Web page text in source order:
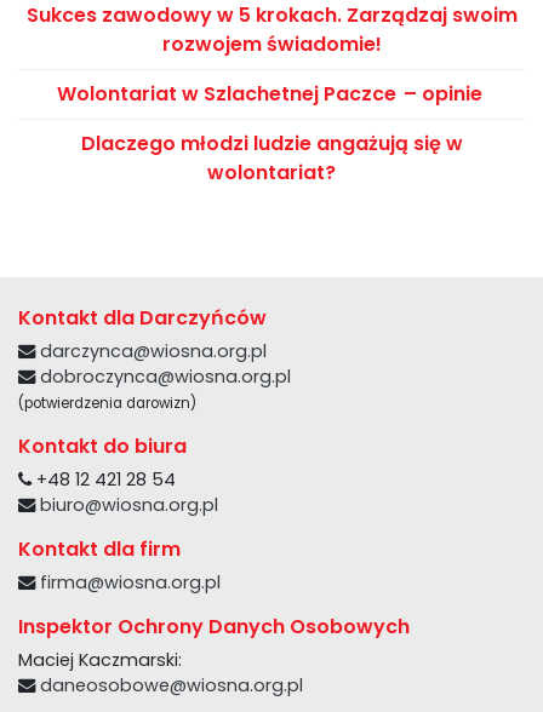
Sukces zawodowy w 5 krokach. Zarządzaj swoim
rozwojem świadomie!
Wolontariat w Szlachetnej Paczce – opinie
Dlaczego młodzi ludzie angażują się w
wolontariat?
Kontakt dla Darczyńców
darczynca@wiosna.org.pl
dobroczynca@wiosna.org.pl
(potwierdzenia darowizn)
Kontakt do biura
+48 12 421 28 54
biuro@wiosna.org.pl
Kontakt dla firm
firma@wiosna.org.pl
Inspektor Ochrony Danych Osobowych
Maciej Kaczmarski:
daneosobowe@wiosna.org.pl